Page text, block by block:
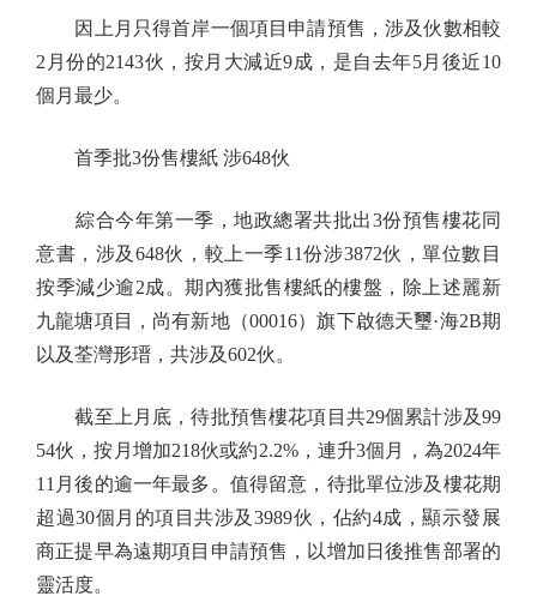
因上月只得首岸一個項目申請預售，涉及伙數相較
2月份的2143伙，按月大減近9成，是自去年5月後近10
個月最少。
首季批3份售樓紙 涉648伙
綜合今年第一季，地政總署共批出3份預售樓花同
意書，涉及648伙，較上一季11份涉3872伙，單位數目
按季減少逾2成。期內獲批售樓紙的樓盤，除上述麗新
九龍塘項目，尚有新地（00016）旗下啟德天璽·海2B期
以及荃灣形瑨，共涉及602伙。
截至上月底，待批預售樓花項目共29個累計涉及99
54伙，按月增加218伙或約2.2%，連升3個月，為2024年
11月後的逾一年最多。值得留意，待批單位涉及樓花期
超過30個月的項目共涉及3989伙，佔約4成，顯示發展
商正提早為遠期項目申請預售，以增加日後推售部署的
靈活度。